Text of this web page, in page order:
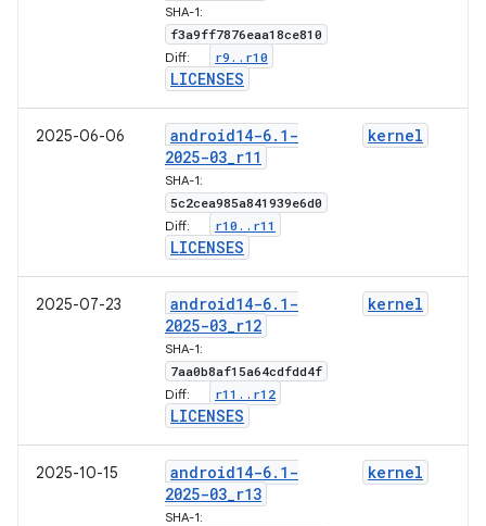
SHA-1:
f3a9ff7876eaa18ce810
Diff: r9 . . r10
LICENSES
2025-06-06 android14-6. 1-
2025-03_r11
SHA-1:
5c2cea985a841939e6d0
Diff: r10 . . r11
LICENSES
kernel
2025-07-23 android14-6. 1-
2025-03_r12
SHA-1:
7aa0b8af15a64cdfdd4f
Diff: r11 . . r12
LICENSES
kernel
2025-10-15 android14-6. 1-
2025-03_r13
SHA-1:
kernel